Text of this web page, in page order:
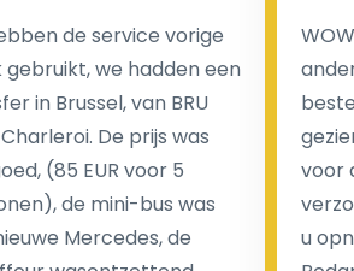
voordelen van
vast tarief voor uw rit. In
taxi's met taxameter
extra kosten in rekening voor de
of extra kosten voor
vertraging heeft.
de service vorige
gebruikt, we hadden een
in Brussel, van BRU
De prijs was
(85 EUR voor 5
de mini-bus was
Mercedes, de
voor
u